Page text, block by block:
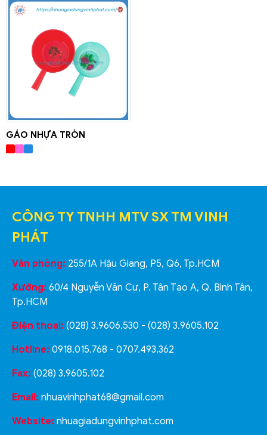
GÁO NHỰA TRÒN
CÔNG TY TNHH MTV SX TM VINH
PHÁT
Văn phòng: 255/1A Hậu Giang, P5, Q6, Tp.HCM
Xưởng: 60/4 Nguyễn Văn Cự, P. Tân Tạo A, Q. Bình Tân,
Tp.HCM
Điện thoại: (028) 3.9606.530 - (028) 3.9605.102
Hotline: 0918.015.768 - 0707.493.362
Fax: (028) 3.9605.102
Email: nhuavinhphat68@gmail.com
Website: nhuagiadungvinhphat.com